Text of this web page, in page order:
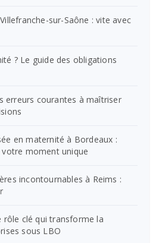
sur-Saône : vite avec
? Le guide des obligations
erreurs courantes à maîtriser
en maternité à Bordeaux :
votre moment unique
incontournables à Reims :
rôle clé qui transforme la
sous LBO